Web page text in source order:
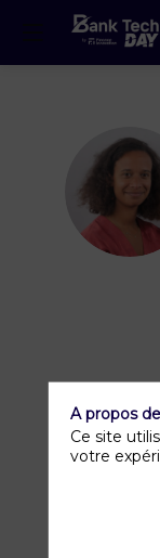
SD
A propos
Ce site
votre